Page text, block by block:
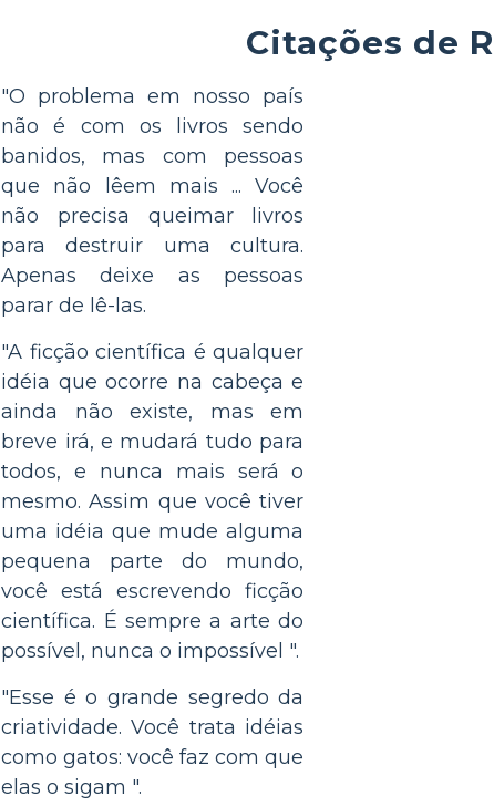
Citações de
"O problema em nosso país
não é com os livros sendo
banidos, mas com pessoas
que não lêem mais ... Você
não precisa queimar livros
para destruir uma cultura.
Apenas deixe as pessoas
parar de lê-las.
"A ficção científica é qualquer
idéia que ocorre na cabeça e
ainda não existe, mas em
breve irá, e mudará tudo para
todos, e nunca mais será o
mesmo. Assim que você tiver
uma idéia que mude alguma
pequena parte do mundo,
você está escrevendo ficção
científica. É sempre a arte do
possível, nunca o impossível ".
"Esse é o grande segredo da
criatividade. Você trata idéias
como gatos: você faz com que
elas o sigam ".